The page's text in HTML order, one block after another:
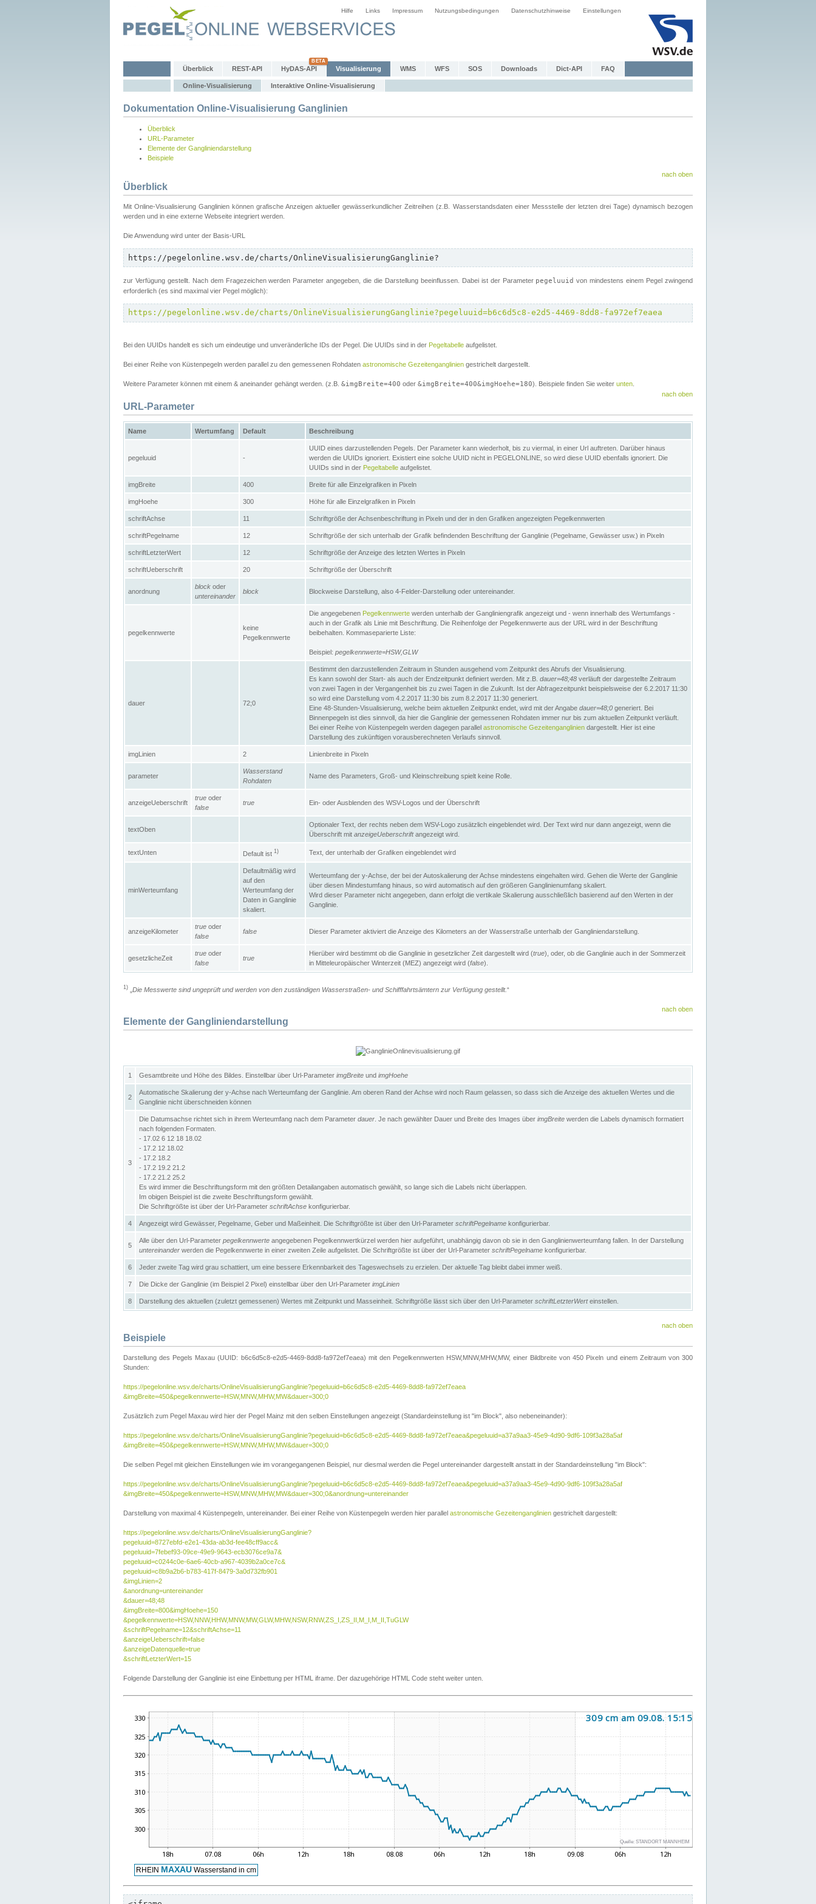
Hilfe Links Impressum Nutzungsbedingungen Datenschutzhinweise Einstellungen
Überblick REST-API HyDAS-API Visualisierung WMS WFS SOS Downloads Dict-API FAQ
Online-Visualisierung Interaktive Online-Visualisierung
Dokumentation Online-Visualisierung Ganglinien
Überblick
URL-Parameter
Elemente der Gangliniendarstellung
Beispiele
nach oben
Überblick
Mit Online-Visualisierung Ganglinien können grafische Anzeigen aktueller gewässerkundlicher Zeitreihen (z.B. Wasserstandsdaten einer Messstelle der letzten drei Tage) dynamisch bezogen
werden und in eine externe Webseite integriert werden.
Die Anwendung wird unter der Basis-URL
https://pegelonline.wsv.de/charts/OnlineVisualisierungGanglinie?
zur Verfügung gestellt. Nach dem Fragezeichen werden Parameter angegeben, die die Darstellung beeinflussen. Dabei ist der Parameter pegeluuid von mindestens einem Pegel zwingend
erforderlich (es sind maximal vier Pegel möglich):
https://pegelonline.wsv.de/charts/OnlineVisualisierungGanglinie?pegeluuid=b6c6d5c8-e2d5-4469-8dd8-fa972ef7eaea
Bei den UUIDs handelt es sich um eindeutige und unveränderliche IDs der Pegel. Die UUIDs sind in der Pegeltabelle aufgelistet.
Bei einer Reihe von Küstenpegeln werden parallel zu den gemessenen Rohdaten astronomische Gezeitenganglinien gestrichelt dargestellt.
Weitere Parameter können mit einem & aneinander gehängt werden. (z.B. &imgBreite=400 oder &imgBreite=400&imgHoehe=180). Beispiele finden Sie weiter unten
nach oben
URL-Parameter
Name Wertumfang Default Beschreibung
pegeluuid -
UUID eines darzustellenden Pegels. Der Parameter kann wiederholt, bis zu viermal, in einer Url auftreten. Darüber hinaus
werden die UUIDs ignoriert. Existiert eine solche UUID nicht in PEGELONLINE, so wird diese UUID ebenfalls ignoriert. Die
UUIDs sind in der Pegeltabelle aufgelistet.
imgBreite 400 Breite für alle Einzelgrafiken in Pixeln
imgHoehe 300 Höhe für alle Einzelgrafiken in Pixeln
schriftAchse 11 Schriftgröße der Achsenbeschriftung in Pixeln und der in den Grafiken angezeigten Pegelkennwerten
schriftPegelname 12 Schriftgröße der sich unterhalb der Grafik befindenden Beschriftung der Ganglinie (Pegelname, Gewässer usw.) in Pixeln
schriftLetzterWert 12 Schriftgröße der Anzeige des letzten Wertes in Pixeln
schriftUeberschrift 20 Schriftgröße der Überschrift
anordnung
block oder
untereinander
block Blockweise Darstellung, also 4-Felder-Darstellung oder untereinander.
pegelkennwerte
keine
Pegelkennwerte
Die angegebenen Pegelkennwerte werden unterhalb der Gangliniengrafik angezeigt und - wenn innerhalb des Wertumfangs -
auch in der Grafik als Linie mit Beschriftung. Die Reihenfolge der Pegelkennwerte aus der URL wird in der Beschriftung
beibehalten. Kommaseparierte Liste:
Beispiel: pegelkennwerte=HSW,GLW
dauer 72;0
Bestimmt den darzustellenden Zeitraum in Stunden ausgehend vom Zeitpunkt des Abrufs der Visualisierung.
Es kann sowohl der Start- als auch der Endzeitpunkt definiert werden. Mit z.B. dauer=48;48 verläuft der dargestellte Zeitraum
von zwei Tagen in der Vergangenheit bis zu zwei Tagen in die Zukunft. Ist der Abfragezeitpunkt beispielsweise der 6.2.2017 11:30
so wird eine Darstellung vom 4.2.2017 11:30 bis zum 8.2.2017 11:30 generiert.
Eine 48-Stunden-Visualisierung, welche beim aktuellen Zeitpunkt endet, wird mit der Angabe dauer=48;0 generiert. Bei
Binnenpegeln ist dies sinnvoll, da hier die Ganglinie der gemessenen Rohdaten immer nur bis zum aktuellen Zeitpunkt verläuft.
Bei einer Reihe von Küstenpegeln werden dagegen parallel astronomische Gezeitenganglinien dargestellt. Hier ist eine
Darstellung des zukünftigen vorausberechneten Verlaufs sinnvoll.
imgLinien 2 Linienbreite in Pixeln
parameter
Wasserstand
Rohdaten
Name des Parameters, Groß- und Kleinschreibung spielt keine Rolle.
anzeigeUeberschrift
true oder
false
true Ein- oder Ausblenden des WSV-Logos und der Überschrift
textOben
Optionaler Text, der rechts neben dem WSV-Logo zusätzlich eingeblendet wird. Der Text wird nur dann angezeigt, wenn die
Überschrift mit anzeigeUeberschriftangezeigt wird.
textUnten Default ist 1) Text, der unterhalb der Grafiken eingeblendet wird
minWerteumfang
Defaultmäßig wird
auf den
Werteumfang der
Daten in Ganglinie
skaliert.
Werteumfang der y-Achse, der bei der Autoskalierung der Achse mindestens eingehalten wird. Gehen die Werte der Ganglinie
über diesen Mindestumfang hinaus, so wird automatisch auf den größeren Ganglinienumfang skaliert.
Wird dieser Parameter nicht angegeben, dann erfolgt die vertikale Skalierung ausschließlich basierend auf den Werten in der
Ganglinie.
anzeigeKilometer
true oder
false
false Dieser Parameter aktiviert die Anzeige des Kilometers an der Wasserstraße unterhalb der Gangliniendarstellung.
gesetzlicheZeit
true oder
false
true
Hierüber wird bestimmt ob die Ganglinie in gesetzlicher Zeit dargestellt wird (true), oder, ob die Ganglinie auch in der Sommerzeit
in Mitteleuropäischer Winterzeit (MEZ) angezeigt wird (false).
1) Die Messwerte sind ungeprüft und werden von den zuständigen Wasserstraßen- und Schifffahrtsämtern zur Verfügung gestellt.“
nach oben
Elemente der Gangliniendarstellung
1 Gesamtbreite und Höhe des Bildes. Einstellbar über Url-Parameter imgBreite und imgHoehe
2
Automatische Skalierung der y-Achse nach Werteumfang der Ganglinie. Am oberen Rand der Achse wird noch Raum gelassen, so dass sich die Anzeige des aktuellen Wertes und die
Ganglinie nicht überschneiden können
3
Die Datumsachse richtet sich in ihrem Werteumfang nach dem Parameter dauer . Je nach gewählter Dauer und Breite des Images über imgBreite werden die Labels dynamisch formatiert
nach folgenden Formaten.
- 17.02 6 12 18 18.02
- 17.2 12 18.02
- 17.2 18.2
- 17.2 19.2 21.2
- 17.2 21.2 25.2
Es wird immer die Beschriftungsform mit den größten Detailangaben automatisch gewählt, so lange sich die Labels nicht überlappen.
Im obigen Beispiel ist die zweite Beschriftungsform gewählt.
Die Schriftgrößte ist über der Url-Parameter schriftAchse konfigurierbar.
4 Angezeigt wird Gewässer, Pegelname, Geber und Maßeinheit. Die Schriftgrößte ist über den Url-Parameter schriftPegelname konfigurierbar.
5
Alle über den Url-Parameter pegelkennwerte angegebenen Pegelkennwertkürzel werden hier aufgeführt, unabhängig davon ob sie in den Ganglinienwerteumfang fallen. In der Darstellung
untereinander werden die Pegelkennwerte in einer zweiten Zeile aufgelistet. Die Schriftgrößte ist über der Url-Parameter schriftPegelname konfigurierbar.
6 Jeder zweite Tag wird grau schattiert, um eine bessere Erkennbarkeit des Tageswechsels zu erzielen. Der aktuelle Tag bleibt dabei immer weiß.
7 Die Dicke der Ganglinie (im Beispiel 2 Pixel) einstellbar über den Url-Parameter imgLinien
8 Darstellung des aktuellen (zuletzt gemessenen) Wertes mit Zeitpunkt und Masseinheit. Schriftgröße lässt sich über den Url-Parameter schriftLetzterWerteinstellen.
nach oben
Beispiele
Darstellung des Pegels Maxau (UUID: b6c6d5c8-e2d5-4469-8dd8-fa972ef7eaea) mit den Pegelkennwerten HSW,MNW,MHW,MW, einer Bildbreite von 450 Pixeln und einem Zeitraum von 300
Stunden:
https://pegelonline.wsv.de/charts/OnlineVisualisierungGanglinie?pegeluuid=b6c6d5c8-e2d5-4469-8dd8-fa972ef7eaea
&imgBreite=450&pegelkennwerte=HSW,MNW,MHW,MW&dauer=300;0
Zusätzlich zum Pegel Maxau wird hier der Pegel Mainz mit den selben Einstellungen angezeigt (Standardeinstellung ist "im Block", also nebeneinander):
https://pegelonline.wsv.de/charts/OnlineVisualisierungGanglinie?pegeluuid=b6c6d5c8-e2d5-4469-8dd8-fa972ef7eaea&pegeluuid=a37a9aa3-45e9-4d90-9df6-109f3a28a5af
&imgBreite=450&pegelkennwerte=HSW,MNW,MHW,MW&dauer=300;0
Die selben Pegel mit gleichen Einstellungen wie im vorangegangenen Beispiel, nur diesmal werden die Pegel untereinander dargestellt anstatt in der Standardeinstellung "im Block":
https://pegelonline.wsv.de/charts/OnlineVisualisierungGanglinie?pegeluuid=b6c6d5c8-e2d5-4469-8dd8-fa972ef7eaea&pegeluuid=a37a9aa3-45e9-4d90-9df6-109f3a28a5af
&imgBreite=450&pegelkennwerte=HSW,MNW,MHW,MW&dauer=300;0&anordnung=untereinander
Darstellung von maximal 4 Küstenpegeln, untereinander. Bei einer Reihe von Küstenpegeln werden hier parallel astronomische Gezeitenganglinien gestrichelt dargestellt:
https://pegelonline.wsv.de/charts/OnlineVisualisierungGanglinie?
pegeluuid=8727ebfd-e2e1-43da-ab3d-fee48cff9acc&
pegeluuid=7febef93-09ce-49e9-9643-ecb3076ce9a7&
pegeluuid=c0244c0e-6ae6-40cb-a967-4039b2a0ce7c&
pegeluuid=c8b9a2b6-b783-417f-8479-3a0d732fb901
&imgLinien=2
&anordnung=untereinander
&dauer=48;48
&imgBreite=800&imgHoehe=150
&pegelkennwerte=HSW,NNW,HHW,MNW,MW,GLW,MHW,NSW,RNW,ZS_I,ZS_II,M_I,M_II,TuGLW
&schriftPegelname=12&schriftAchse=11
&anzeigeUeberschrift=false
&anzeigeDatenquelle=true
&schriftLetzterWert=15
Folgende Darstellung der Ganglinie ist eine Einbettung per HTML iframe. Der dazugehörige HTML Code steht weiter unten.